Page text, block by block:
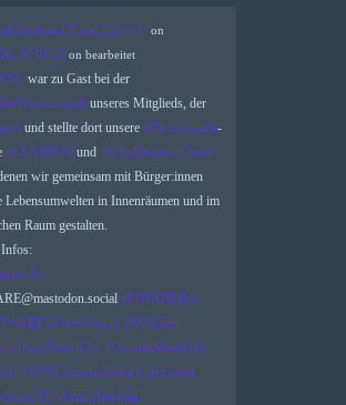
Smart City e.V. on
07:02:25 on bearbeitet
war zu Gast bei der
unseres Mitglieds, der
und stellte dort unsere #CivicScience-
#CLAIRYFI und #SchulQuartierCheck
wir gemeinsam mit Bürger:innen
Lebensumwelten in Innenräumen und im
Raum gestalten.
Infos:
#FIWAREBox
#OpenSource #BVSCnet
#GermanSmartCity
#BVSCevents #SmartCityEvents
#SmartBuilding